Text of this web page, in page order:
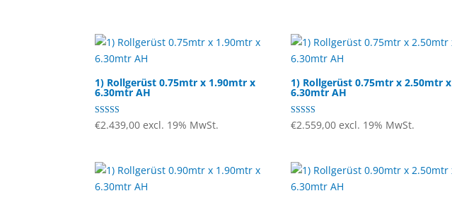
1) Rollgerüst 0.75mtr x 1.90mtr x
6.30mtr AH
Bewertet mit
4.67
€2.439,00 excl. 19% MwSt.
1) Rollgerüst 0.75mtr x 2.50mtr x
6.30mtr AH
Bewertet
mit
€2.559,00 excl. 19% MwSt.